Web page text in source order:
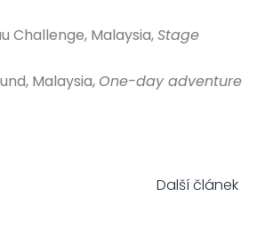
Challenge, Malaysia,Stage
Malaysia, One-day adventure
Další článek